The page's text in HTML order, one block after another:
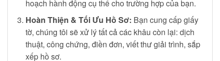
hoạch hành động cụ thể cho trường hợp của bạn.
Hoàn Thiện & Tối Ưu Hồ Sơ: Bạn cung cấp giấy
tờ, chúng tôi sẽ xử lý tất cả các khâu còn lại: dịch
thuật, công chứng, điền đơn, viết thư giải trình, sắp
xếp hồ sơ.